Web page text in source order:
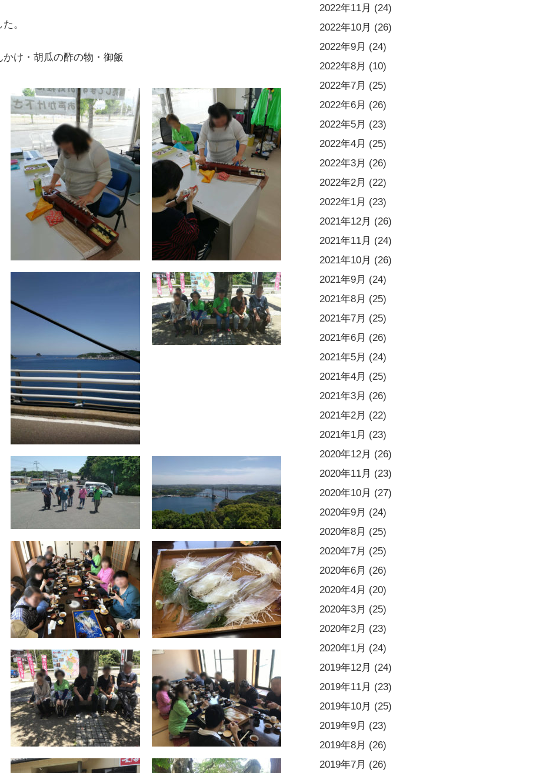
。
け・胡瓜の酢の物・御飯
2022年11月 (24)
2022年10月 (26)
2022年9月 (24)
2022年8月 (10)
2022年7月 (25)
2022年6月 (26)
2022年5月 (23)
2022年4月 (25)
2022年3月 (26)
2022年2月 (22)
2022年1月 (23)
2021年12月 (26)
2021年11月 (24)
2021年10月 (26)
2021年9月 (24)
2021年8月 (25)
2021年7月 (25)
2021年6月 (26)
2021年5月 (24)
2021年4月 (25)
2021年3月 (26)
2021年2月 (22)
2021年1月 (23)
2020年12月 (26)
2020年11月 (23)
2020年10月 (27)
2020年9月 (24)
2020年8月 (25)
2020年7月 (25)
2020年6月 (26)
2020年4月 (20)
2020年3月 (25)
2020年2月 (23)
2020年1月 (24)
2019年12月 (24)
2019年11月 (23)
2019年10月 (25)
2019年9月 (23)
2019年8月 (26)
2019年7月 (26)